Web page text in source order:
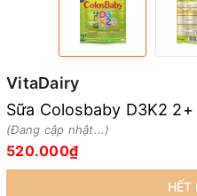
VitaDairy
Sữa Colosbaby D3K2
(Đang cập nhật...)
520.000₫
HẾT